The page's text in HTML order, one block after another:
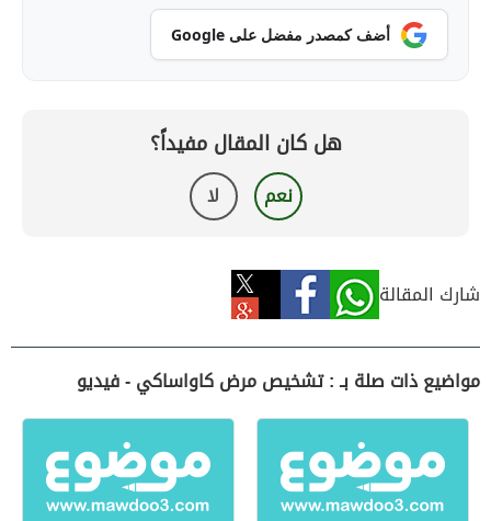
أضف كمصدر مفضل على Google
هل كان المقال مفيداً؟
نعم لا
شارك المقالة
مواضيع ذات صلة بـ : تشخيص مرض كاواساكي - فيديو